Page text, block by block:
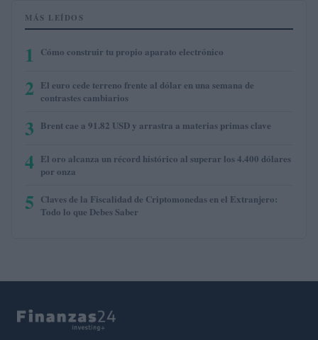
MÁS LEÍDOS
1 Cómo construir tu propio aparato electrónico
2 El euro cede terreno frente al dólar en una semana de
contrastes cambiarios
3 Brent cae a 91.82 USD y arrastra a materias primas clave
4 El oro alcanza un récord histórico al superar los 4.400 dólares
por onza
5 Claves de la Fiscalidad de Criptomonedas en el Extranjero:
Todo lo que Debes Saber